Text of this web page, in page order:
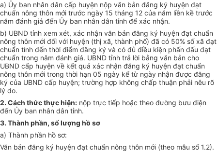
a) Ủy ban nhân dân cấp huyện nộp văn bản đăng ký huyện đạt
chuẩn nông thôn mới trước ngày 15 tháng 12 của năm liền kề trước
năm đánh giá đến Ủy ban nhân dân tỉnh để xác nhận.
b) UBND tỉnh xem xét, xác nhận văn bản đăng ký huyện đạt chuẩn
nông thôn mới đối với huyện (thị xã, thành phố) đã có 50% số xã đạt
chuẩn tính đến thời điểm đăng ký và có đủ điều kiện phấn đấu đạt
chuẩn trong năm đánh giá. UBND tỉnh trả lời bằng văn bản cho
UBND cấp huyện về kết quả xác nhận đăng ký huyện đạt chuẩn
nông thôn mới trong thời hạn 05 ngày kể từ ngày nhận được đăng
ký của UBND cấp huyện; trường hợp không chấp thuận phải nêu rõ
lý do.
2. Cách thức thực hiện: nộp trực tiếp hoặc theo đường bưu điện
đến Ủy ban nhân dân tỉnh.
3. Thành phần, số lượng hồ sơ
a) Thành phần hồ sơ:
Văn bản đăng ký huyện đạt chuẩn nông thôn mới (theo mẫu số 1.2).